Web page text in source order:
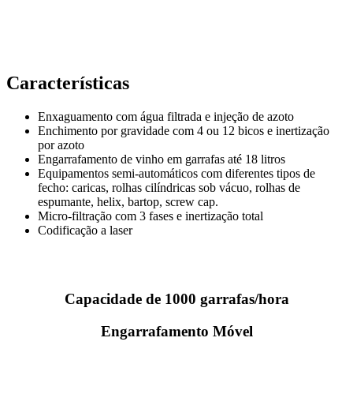
Características
Enxaguamento com água filtrada e injeção de azoto
Enchimento por gravidade com 4 ou 12 bicos e inertização
por azoto
Engarrafamento de vinho em garrafas até 18 litros
Equipamentos semi-automáticos com diferentes tipos de
fecho: caricas, rolhas cilíndricas sob vácuo, rolhas de
espumante, helix, bartop, screw cap.
Micro-filtração com 3 fases e inertização total
Codificação a laser
Capacidade de 1000 garrafas/hora
Engarrafamento Móvel